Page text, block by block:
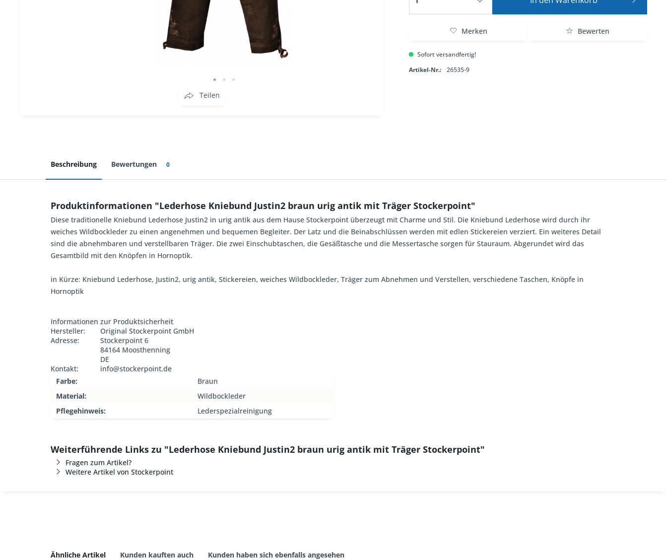
Teilen
Merken Bewerten
Sofort versandfertig!
Artikel-Nr.:
26535-9
Beschreibung Bewertungen 0
Produktinformationen "Lederhose Kniebund Justin2 braun urig antik mit Träger Stockerpoint"
Diese traditionelle Kniebund Lederhose Justin2 in urig antik aus dem Hause Stockerpoint überzeugt mit Charme und Stil. Die Kniebund Lederhose wird durch ihr
weiches Wildbockleder zu einen angenehmen und bequemen Begleiter. Der Latz und die Beinabschlüssen werden mit edlen Stickereien verziert. Ein weiteres Detail
sind die abnehmbaren und verstellbaren Träger. Die zwei Einschubtaschen, die Gesäßtasche und die Messertasche sorgen für Stauraum. Abgerundet wird das
Gesamtbild mit den Knöpfen in Hornoptik.
in Kürze: Kniebund Lederhose, Justin2, urig antik, Stickereien, weiches Wildbockleder, Träger zum Abnehmen und Verstellen, verschiedene Taschen, Knöpfe in
Hornoptik
Informationen zur Produktsicherheit
Hersteller:
Original Stockerpoint GmbH
Adresse:
Stockerpoint 6
84164 Moosthenning
DE
Kontakt:
info@stockerpoint.de
Farbe:
Braun
Material:
Wildbockleder
Pflegehinweis:
Lederspezialreinigung
Weiterführende Links zu "Lederhose Kniebund Justin2 braun urig antik mit Träger Stockerpoint"
Fragen zum Artikel?
Weitere Artikel von Stockerpoint
Ähnliche Artikel Kunden kauften auch Kunden haben sich ebenfalls angesehen